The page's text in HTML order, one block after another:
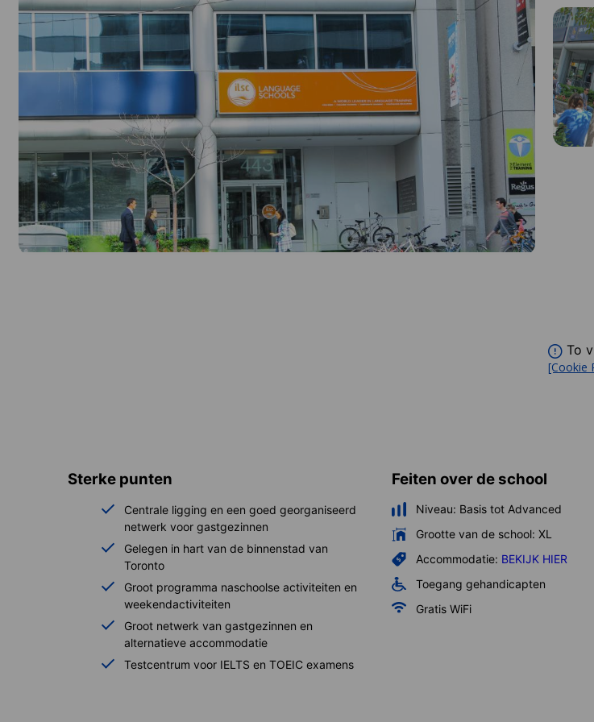
To
[Cookie
Sterke punten
Centrale ligging en een goed georganiseerd
netwerk voor gastgezinnen
Gelegen in hart van de binnenstad van
Toronto
Groot programma naschoolse activiteiten en
weekendactiviteiten
Groot netwerk van gastgezinnen en
alternatieve accommodatie
Testcentrum voor IELTS en TOEIC examens
Feiten over de school
Niveau: Basis tot Advanced
Grootte van de school: XL
Accommodatie: BEKIJK HIER
Toegang gehandicapten
Gratis WiFi